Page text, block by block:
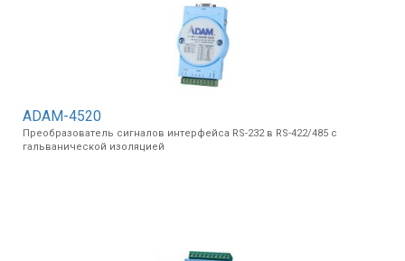
Тех.
Підтримка
ADAM-4520
Преобразователь сигналов интерфейса RS-232 в RS-422/485 с
гальванической изоляцией